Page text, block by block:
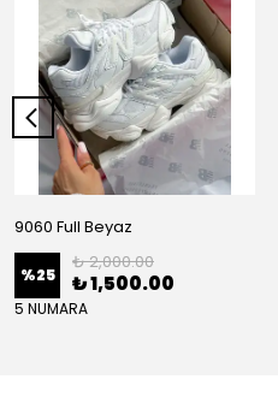
9060 Full Beyaz
%25
₺ 2,000.00
₺ 1,500.00
5 NUMARA